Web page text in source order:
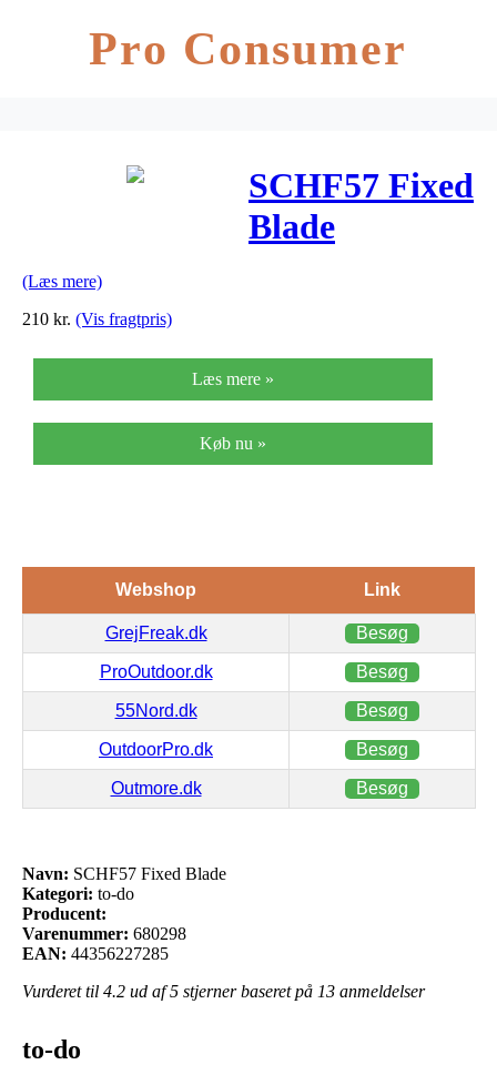
Pro Consumer
SCHF57 Fixed
Blade
(Læs mere)
210 kr. (Vis fragtpris)
Læs mere »
Køb nu »
Webshop Link
GrejFreak.dk Besøg
ProOutdoor.dk Besøg
55Nord.dk Besøg
OutdoorPro.dk Besøg
Outmore.dk Besøg
Navn: SCHF57 Fixed Blade
Kategori: to-do
Producent:
Varenummer: 680298
EAN: 44356227285
Vurderet til 4.2 ud af 5 stjerner baseret på 13 anmeldelser
to-do